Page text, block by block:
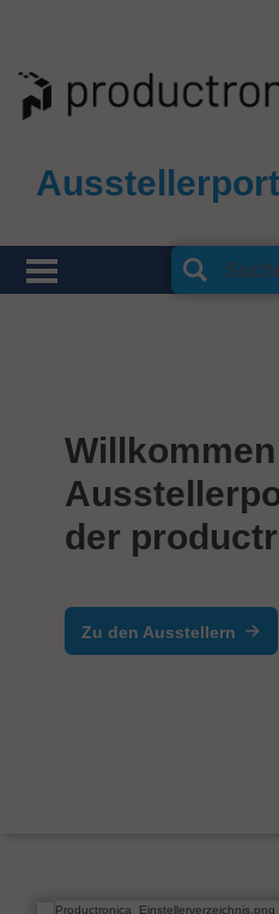
der
Zu den Ausstellern